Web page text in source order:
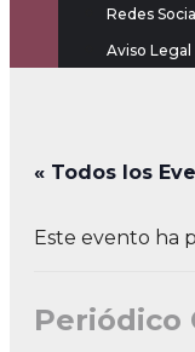
Redes
Aviso Legal
« Todos los
Este evento ha
Periódico